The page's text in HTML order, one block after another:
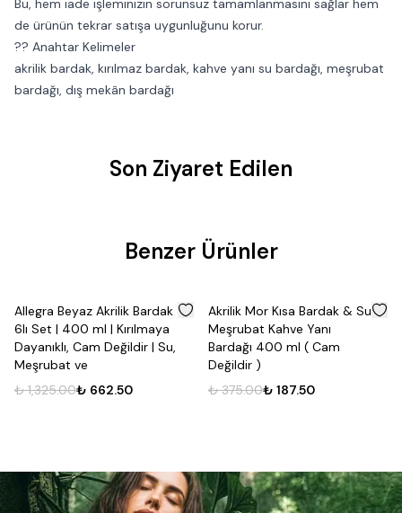
Bu, hem iade işleminizin sorunsuz tamamlanmasını sağlar hem
de ürünün tekrar satışa uygunluğunu korur.
?? Anahtar Kelimeler
akrilik bardak, kırılmaz bardak, kahve yanı su bardağı, meşrubat
bardağı, dış mekân bardağı
Son Ziyaret Edilen
Benzer Ürünler
% 50
Allegra Beyaz Akrilik Bardak
6lı Set | 400 ml | Kırılmaya
Dayanıklı, Cam Değildir | Su,
Meşrubat ve
₺ 1,325.00₺ 662.50
% 50
Akrilik Mor Kısa Bardak & Su
Meşrubat Kahve Yanı
Bardağı 400 ml ( Cam
Değildir )
₺ 375.00₺ 187.50